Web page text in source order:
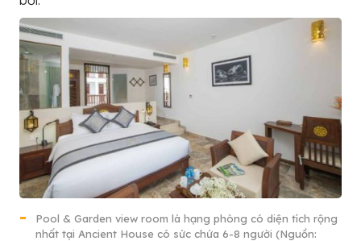
Pool & Garden view room là hạng phòng có diện tích rộng
nhất tại Ancient House có sức chứa 6-8 người (Nguồn: